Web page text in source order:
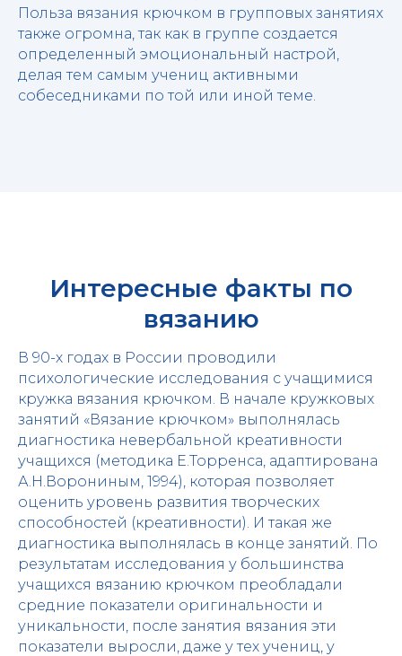
Польза вязания крючком в групповых занятиях
также огромна, так как в группе создается
определенный эмоциональный настрой,
делая тем самым учениц активными
собеседниками по той или иной теме.
Интересные факты по
вязанию
В 90-х годах в России проводили
психологические исследования с учащимися
кружка вязания крючком. В начале кружковых
занятий «Вязание крючком» выполнялась
диагностика невербальной креативности
учащихся (методика Е.Торренса, адаптирована
А.Н.Ворониным, 1994), которая позволяет
оценить уровень развития творческих
способностей (креативности). И такая же
диагностика выполнялась в конце занятий. По
результатам исследования у большинства
учащихся вязанию крючком преобладали
средние показатели оригинальности и
уникальности, после занятия вязания эти
показатели выросли, даже у тех учениц, у